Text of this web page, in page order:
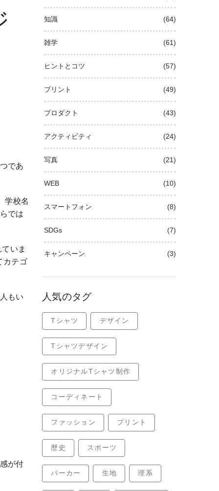
であ
学校名
では
いま
カテゴ
もい
が付
知識 (64)
雑学 (61)
ヒントとコツ (57)
プリント (49)
プロダクト (43)
アクティビティ (24)
写真 (21)
WEB (10)
スマートフォン (8)
SDGs (7)
キャンペーン (3)
人気のタグ
Tシャツ デザイン
Tシャツデザイン
オリジナルTシャツ制作
コーディネート
ファッション プリント
歴史 スポーツ
パーカー 生地 理系